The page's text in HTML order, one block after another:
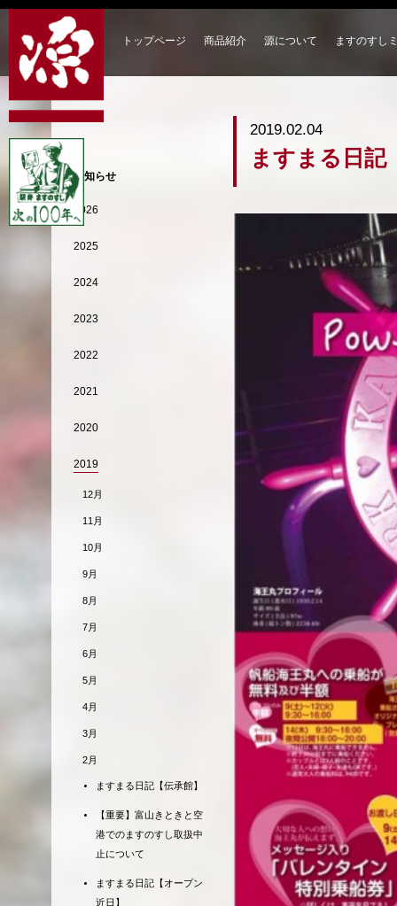
トップページ 商品紹介 源について ますのすし
2019.02.04
ますまる日記
お知らせ
2026
2025
2024
2023
2022
2021
2020
2019
12月
11月
10月
9月
8月
7月
6月
5月
4月
3月
2月
ますまる日記【伝承館】
【重要】富山きときと空
港でのますのすし取扱中
止について
ますまる日記【オープン
近日】